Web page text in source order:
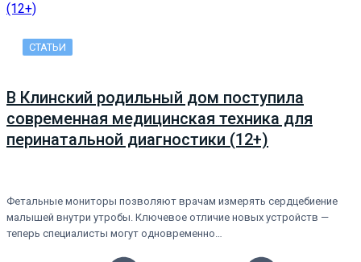
СТАТЬИ
В Клинский родильный дом поступила
современная медицинская техника для
перинатальной диагностики (12+)
Фетальные мониторы позволяют врачам измерять сердцебиение
малышей внутри утробы. Ключевое отличие новых устройств —
теперь специалисты могут одновременно…